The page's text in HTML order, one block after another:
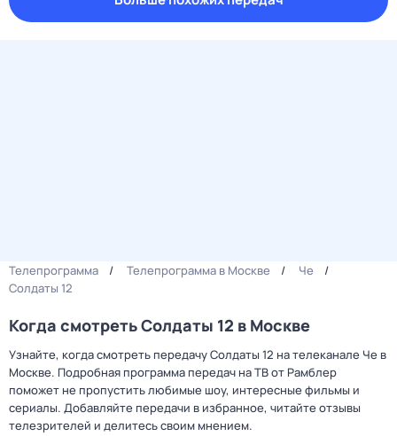
Телепрограмма Телепрограмма в Москве
Че
Солдаты 12
Когда смотреть Солдаты 12 в Москве
Узнайте, когда смотреть передачу Солдаты 12 на телеканале Че в
Москве. Подробная программа передач на ТВ от Рамблер
поможет не пропустить любимые шоу, интересные фильмы и
сериалы. Добавляйте передачи в избранное, читайте отзывы
телезрителей и делитесь своим мнением.